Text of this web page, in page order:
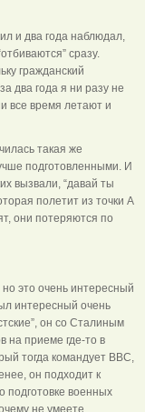
и два года наблюдал,
сразу.
гражданский
два года я ни разу не
все время летают и
такая же
подготовленными. И
вызвали, “давай ты
полетит из точки А
они потеряются по
это очень интересный
интересный очень
он со Сталиным
на приеме где-то в
тогда командует ВВС,
он подходит к
подготовке военных
не умеете